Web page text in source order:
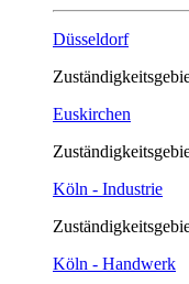
Düsseldorf
Euskirchen
Köln - Industrie
Köln - Handwerk